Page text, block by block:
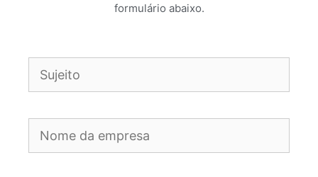
formulário abaixo.